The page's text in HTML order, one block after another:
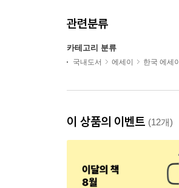
관련분류
카테고리 분류
국내도서 에세이 한국 에세이
이 상품의 이벤트 (12개)